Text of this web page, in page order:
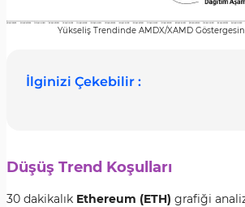
Yükseliş Trendinde AMDX/XAMD
İlginizi Çekebilir :
Düşüş Trend Koşulları
30 dakikalık Ethereum (ETH) grafiği